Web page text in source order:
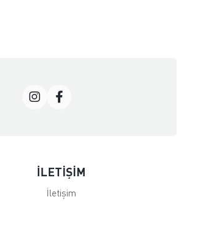
İLETİŞİM
İletişim